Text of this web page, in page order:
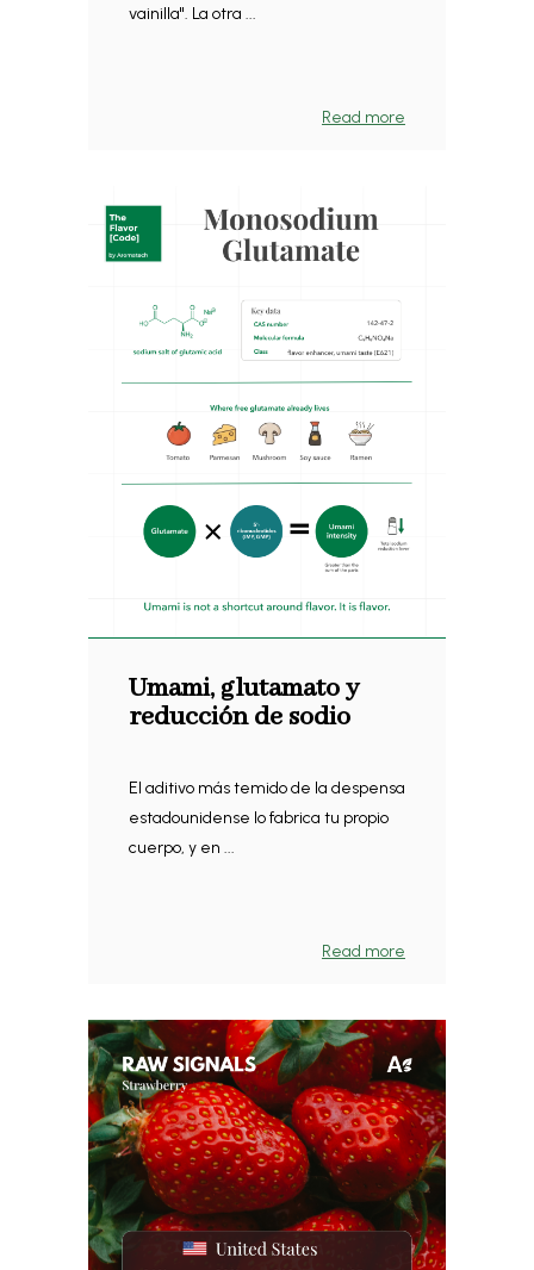
vainilla". La otra ...
Read more
Umami, glutamato y
reducción de sodio
El aditivo más temido de la despensa
estadounidense lo fabrica tu propio
cuerpo, y en ...
Read more